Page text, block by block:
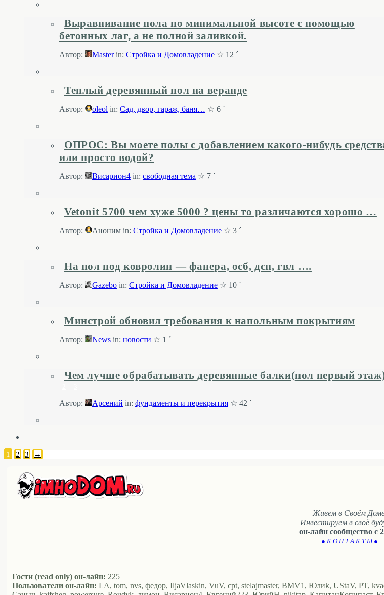
Выравнивание пола по минимальной высоте с помощью
бетонных лаг, а не полной заливкой.
Автор: Master in: Стройка и Домовладение☆ 12 ´
Теплый деревянный пол на веранде
Автор: oleol in: Cад, двор, гараж, баня… ☆ 6 ´
ОПРОС: Вы моете полы с добавлением какого-нибудь
или просто водой?
Автор: Висариoн4 in: свободная тема ☆ 7 ´
Vetonit 5700 чем хуже 5000 ? цены то различаются хорошо …
Автор: Аноним in: Стройка и Домовладение☆ 3 ´
На пол под ковролин — фанера, осб, дсп, гвл ….
Автор: Gazebo in: Стройка и Домовладение☆ 10 ´
Минстрой обновил требования к напольным покрытиям
Автор: News in: новости ☆ 1 ´
Чем лучше обрабатывать деревянные балки(пол первый
Автор: Арсений in: фундаменты и перекрытия☆ 42 ´
1 2 3 →
Живем в Своём
Инвестируем в своё
он-лайн сообщество с
● К О Н Т А К Т Ы ●
Гости (read only) он-лайн: 225
Пользователи он-лайн: LA, tom, nvs, федор, IljaVlaskin, VuV, cpt, stelajmaster, BMV1, Юлиk, UStaV, PT,